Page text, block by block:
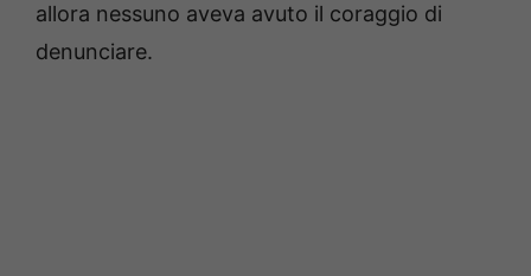
allora nessuno aveva avuto il coraggio di
denunciare.